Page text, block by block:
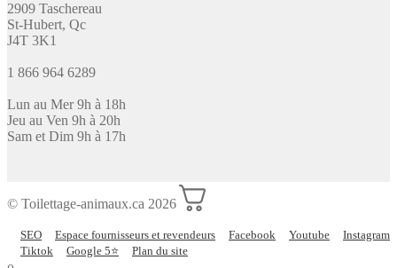
2909 Taschereau
St-Hubert, Qc
J4T 3K1
1 866 964 6289
Lun au Mer 9h à 18h
Jeu au Ven 9h à 20h
Sam et Dim 9h à 17h
© Toilettage-animaux.ca 2026
SEO Espace fournisseurs et revendeurs Facebook Youtube
Instagram
Tiktok
Google 5⭐ Plan du site